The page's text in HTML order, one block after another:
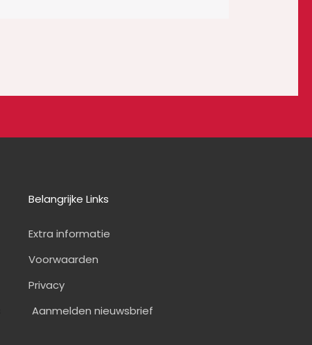
Belangrijke Links
Extra informatie
Voorwaarden
Privacy
Aanmelden nieuwsbrief